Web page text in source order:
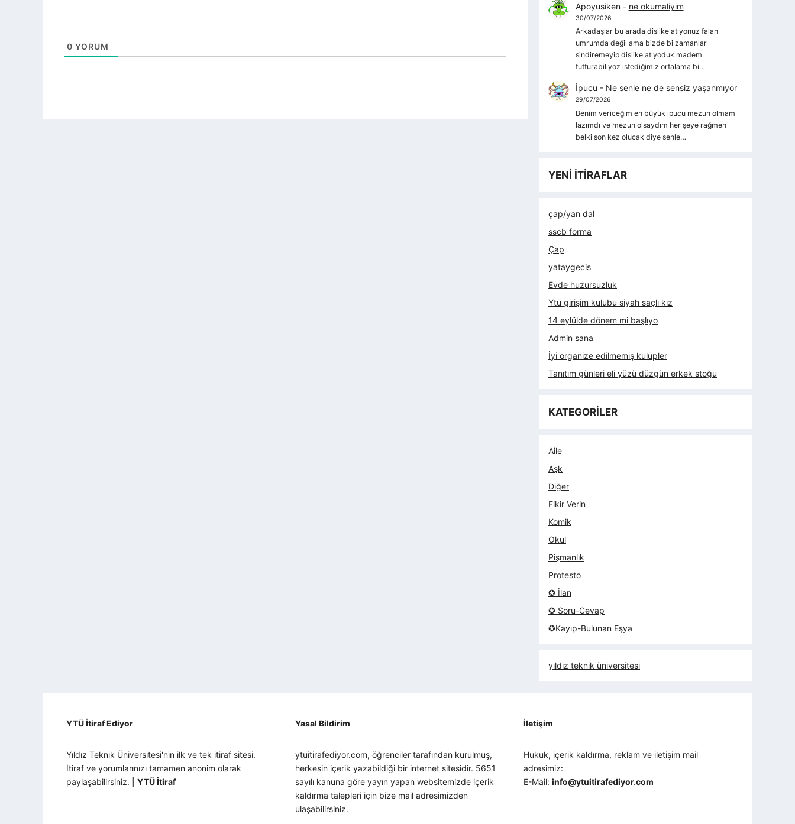
0 YORUM
Apoyusiken- ne okumaliyim
30/07/2026
Arkadaşlar bu arada dislike atıyonuz falan
umrumda değil ama bizde bi zamanlar
sindiremeyip dislike atıyoduk madem
tutturabiliyoz istediğimiz ortalama bi…
İpucu - Ne senle ne de sensiz yaşanmıyor
29/07/2026
Benim vericeğim en büyük ipucu mezun olmam
lazımdı ve mezun olsaydım her şeye rağmen
belki son kez olucak diye senle…
YENİ İTİRAFLAR
çap/yan dal
sscb forma
Çap
yataygecis
Evde huzursuzluk
Ytü girişim kulubu siyah saçlı kız
14 eylülde dönem mi başlıyo
Admin sana
İyi organize edilmemiş kulüpler
Tanıtım günleri eli yüzü düzgün erkek stoğu
KATEGORİLER
Aile
Aşk
Diğer
Fikir Verin
Komik
Okul
Pişmanlık
Protesto
✪ İlan
✪ Soru-Cevap
✪Kayıp-Bulunan Eşya
yıldız teknik üniversitesi
YTÜ İtiraf Ediyor
Yıldız Teknik Üniversitesi'nin ilk ve tek itiraf sitesi.
İtiraf ve yorumlarınızı tamamen anonim olarak
paylaşabilirsiniz. | YTÜ İtiraf
Yasal Bildirim
ytuitirafediyor.com, öğrenciler tarafından kurulmuş,
herkesin içerik yazabildiği bir internet sitesidir. 5651
sayılı kanuna göre yayın yapan websitemizde içerik
kaldırma talepleri için bize mail adresimizden
ulaşabilirsiniz.
İletişim
Hukuk, içerik kaldırma, reklam ve iletişim mail
adresimiz:
E-Mail:info@ytuitirafediyor.com